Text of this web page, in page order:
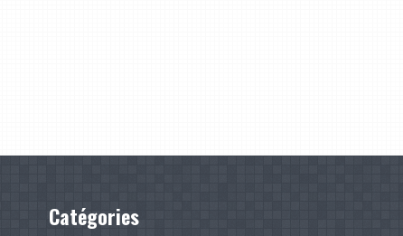
Catégories